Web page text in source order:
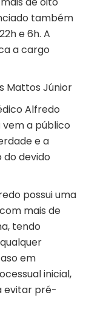
também
e 6h. A
a cargo
Mattos Júnior
Alfredo
vem a público
e a
devido
possui uma
mais de
tendo
em
inicial,
evitar pré-